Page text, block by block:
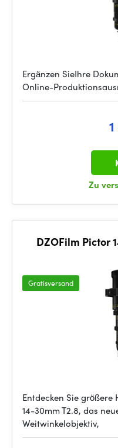
Ergänzen SieIhre
Online-
Zu
DZOFilm Pictor
Gratisversand
Entdecken Sie größere
14-30mm T2.8, das
Weitwinkelobjektiv,